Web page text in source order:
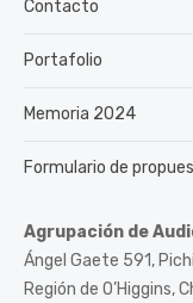
Contacto
Portafolio
Memoria 2024
Formulario de
Agrupación de
Ángel Gaete 591,
Región de O’Higgins,